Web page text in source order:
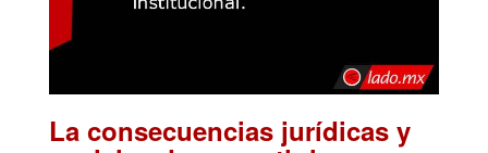
La consecuencias jurídicas y